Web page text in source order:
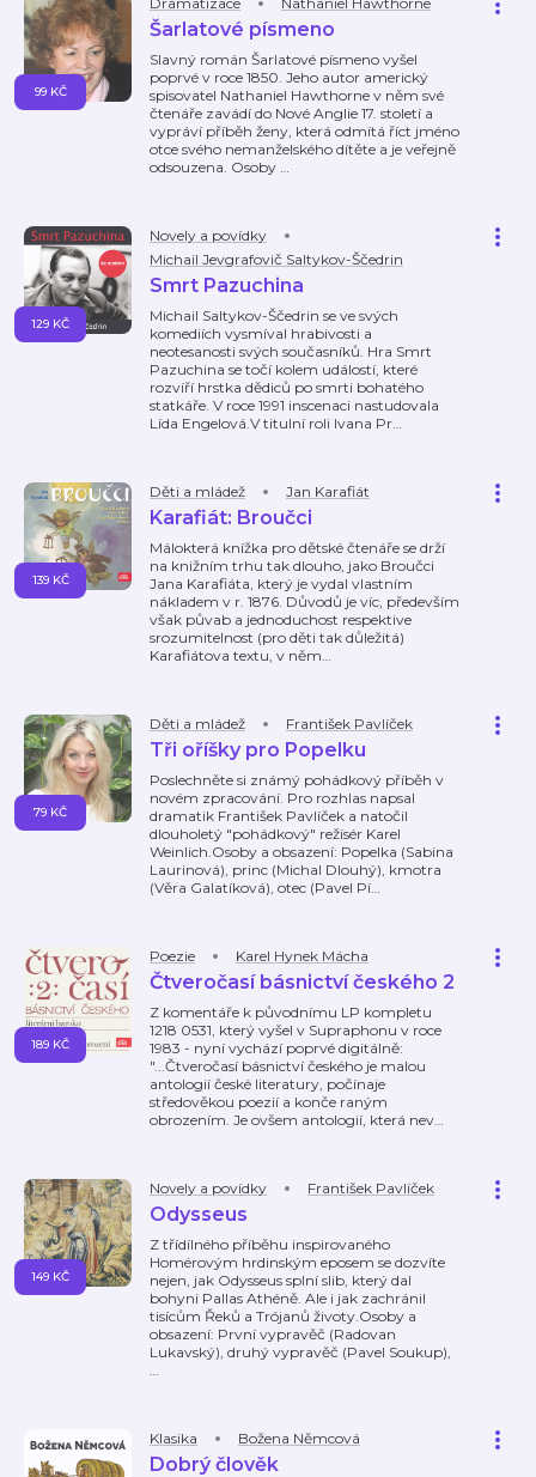
Šarlatové písmeno
Slavný román Šarlatové písmeno vyšel
poprvé v roce 1850. Jeho autor americký
spisovatel Nathaniel Hawthorne v něm své
čtenáře zavádí do Nové Anglie 17. století a
vypráví příběh ženy, která odmítá říct jméno
otce svého nemanželského dítěte a je veřejně
odsouzena. Osoby …
99 KČ
Novely a povídky
Michail Jevgrafovič Saltykov-Ščedrin
Smrt Pazuchina
Michail Saltykov-Ščedrin se ve svých
komediích vysmíval hrabivosti a
neotesanosti svých současníků. Hra Smrt
Pazuchina se točí kolem událostí, které
rozvíří hrstka dědiců po smrti bohatého
statkáře. V roce 1991 inscenaci nastudovala
Lída Engelová.V titulní roli Ivana Pr…
129 KČ
Děti a mládež Jan Karafiát
Karafiát: Broučci
Málokterá knížka pro dětské čtenáře se drží
na knižním trhu tak dlouho, jako Broučci
Jana Karafiáta, který je vydal vlastním
nákladem v r. 1876. Důvodů je víc, především
však půvab a jednoduchost respektive
srozumitelnost (pro děti tak důležitá)
Karafiátova textu, v něm…
139 KČ
Děti a mládež František Pavlíček
Tři oříšky pro Popelku
Poslechněte si známý pohádkový příběh v
novém zpracování. Pro rozhlas napsal
dramatik František Pavlíček a natočil
dlouholetý "pohádkový" režisér Karel
Weinlich.Osoby a obsazení: Popelka (Sabina
Laurinová), princ (Michal Dlouhý), kmotra
(Věra Galatíková), otec (Pavel Pí…
79 KČ
Poezie Karel Hynek Mácha
Čtveročasí básnictví českého 2
Z komentáře k původnímu LP kompletu
1218 0531, který vyšel v Supraphonu v roce
1983 - nyní vychází poprvé digitálně:
"...Čtveročasí básnictví českého je malou
antologií české literatury, počínaje
středověkou poezií a konče raným
obrozením. Je ovšem antologií, která nev…
189 KČ
Novely a povídky František Pavlíček
Odysseus
Z třídílného příběhu inspirovaného
Homérovým hrdinským eposem se dozvíte
nejen, jak Odysseus splní slib, který dal
bohyni Pallas Athéně. Ale i jak zachránil
tisícům Řeků a Trójanů životy.Osoby a
obsazení: První vypravěč (Radovan
Lukavský), druhý vypravěč (Pavel Soukup),
…
149 KČ
Klasika Božena Němcová
Dobrý člověk